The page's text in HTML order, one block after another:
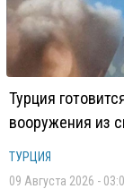
Турция
вооружения из
ТУРЦИЯ
09 Августа 2026 -